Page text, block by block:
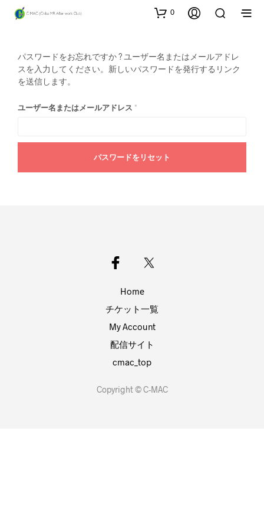
0
パスワードをお忘れですか ? ユーザー名またはメールアドレ
スを入力してください。新しいパスワードを発行するリンク
を送信します。
ユーザー名またはメールアドレス *
パスワードをリセット
Home
チケット一覧
My Account
配信サイト
cmac_top
Copyright ©︎ C-MAC